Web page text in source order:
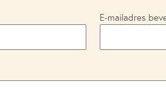
E-mailadres